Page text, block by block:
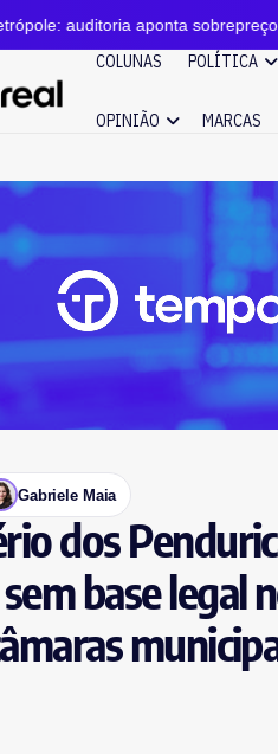
aponta sobrepreço de R$ 20
COLUNAS POLÍTICA
OPINIÃO MARCAS
Gabriele Maia
dos
base legal